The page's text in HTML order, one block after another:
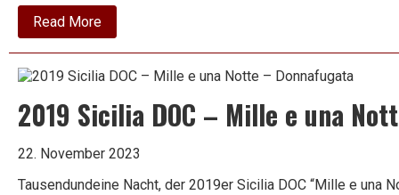
Read Moreabout
2018
Tempranillo
Viña
Marqués
Riscal
2019 Sicilia DOC – Mille e una
22. November 2023
Tausendundeine Nacht, der 2019er Sicilia DOC “Mille e una